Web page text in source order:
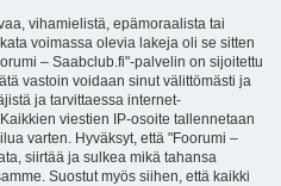
vihamielistä, epämoraalista tai
voimassa olevia lakeja oli se sitten
– Saabclub.fi"-palvelin on sijoitettu
vastoin voidaan sinut välittömästi ja
ja tarvittaessa internet-
viestien IP-osoite tallennetaan
varten. Hyväksyt, että "Foorumi –
siirtää ja sulkea mikä tahansa
Suostut myös siihen, että kaikki